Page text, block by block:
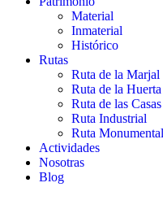
Material
Inmaterial
Histórico
Rutas
Ruta de la Marjal
Ruta de la Huerta
Ruta de las Casas
Ruta Industrial
Ruta Monumental
Actividades
Nosotras
Blog